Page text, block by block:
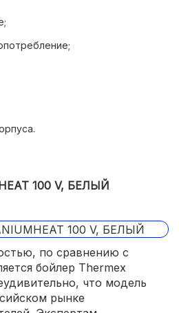
100 V, БЕЛЫЙ
по сравнению с
бойлер Thermex
что модель
рынке